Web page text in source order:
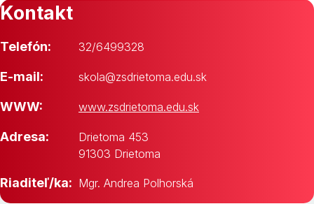
Kontakt
Telefón: 32/6499328
E-mail: skola@zsdrietoma.edu.sk
WWW: www.zsdrietoma.edu.sk
Adresa:
Drietoma 453
91303 Drietoma
Riaditeľ/ka: Mgr. Andrea Polhorská